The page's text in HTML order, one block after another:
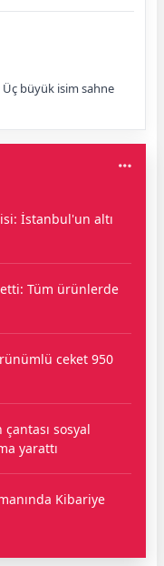
Üç büyük isim sahne
İstanbul'un altı
Tüm ürünlerde
ceket 950
çantası sosyal
yarattı
Kibariye